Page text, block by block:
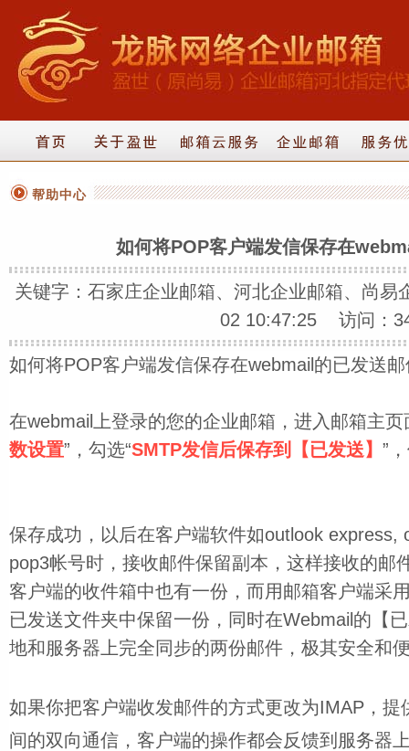
帮助中心
如何将POP客户端发信保存在
关键字：石家庄企业邮箱、河北企业邮箱、尚
02 10:47:25 访问：
如何将POP客户端发信保存在webmail的已发送
在webmail上登录的您的企业邮箱 ，进入邮箱主
数设置”，勾选“SMTP发信后保存到【已发送】 ”
保存成功，以后在客户端软件如outlook express,
pop3帐号时，接收邮件保留副本，这样接收的邮
客户端的收件箱中也有一份，而用邮箱客户端采
已发送文件夹中保留一份，同时在Webmail的【
地和服务器上完全同步的两份邮件，极其安全和
如果你把客户端收发邮件的方式更改为IMAP， 提
间的双向通信，客户端的操作都会反馈到服务器